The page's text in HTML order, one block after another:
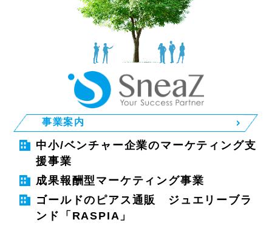
事業案内
中小/ベンチャー企業のマーケティング支
援事業
成果報酬型マーケティング事業
ゴールドのピアス通販 ジュエリーブラ
ンド「RASPIA」